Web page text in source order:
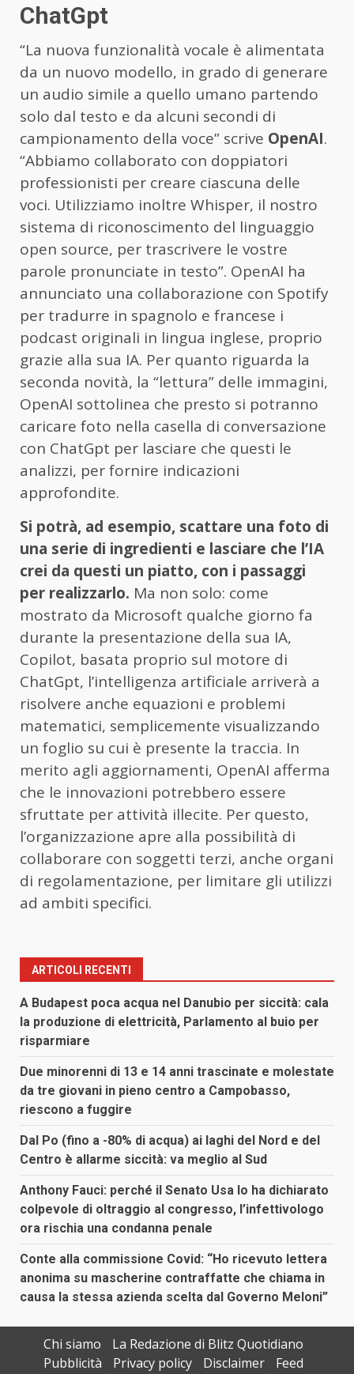
ChatGpt
“La nuova funzionalità vocale è alimentata
da un nuovo modello, in grado di generare
un audio simile a quello umano partendo
solo dal testo e da alcuni secondi di
campionamento della voce” scrive OpenAI.
“Abbiamo collaborato con doppiatori
professionisti per creare ciascuna delle
voci. Utilizziamo inoltre Whisper, il nostro
sistema di riconoscimento del linguaggio
open source, per trascrivere le vostre
parole pronunciate in testo”. OpenAI ha
annunciato una collaborazione con Spotify
per tradurre in spagnolo e francese i
podcast originali in lingua inglese, proprio
grazie alla sua IA. Per quanto riguarda la
seconda novità, la “lettura” delle immagini,
OpenAI sottolinea che presto si potranno
caricare foto nella casella di conversazione
con ChatGpt per lasciare che questi le
analizzi, per fornire indicazioni
approfondite.
Si potrà, ad esempio, scattare una foto di
una serie di ingredienti e lasciare che l’IA
crei da questi un piatto, con i passaggi
per realizzarlo. Ma non solo: come
mostrato da Microsoft qualche giorno fa
durante la presentazione della sua IA,
Copilot, basata proprio sul motore di
ChatGpt, l’intelligenza artificiale arriverà a
risolvere anche equazioni e problemi
matematici, semplicemente visualizzando
un foglio su cui è presente la traccia. In
merito agli aggiornamenti, OpenAI afferma
che le innovazioni potrebbero essere
sfruttate per attività illecite. Per questo,
l’organizzazione apre alla possibilità di
collaborare con soggetti terzi, anche organi
di regolamentazione, per limitare gli utilizzi
ad ambiti specifici.
ARTICOLI RECENTI
A Budapest poca acqua nel Danubio per siccità: cala
la produzione di elettricità, Parlamento al buio per
risparmiare
Due minorenni di 13 e 14 anni trascinate e molestate
da tre giovani in pieno centro a Campobasso,
riescono a fuggire
Dal Po (fino a -80% di acqua) ai laghi del Nord e del
Centro è allarme siccità: va meglio al Sud
Anthony Fauci: perché il Senato Usa lo ha dichiarato
colpevole di oltraggio al congresso, l’infettivologo
ora rischia una condanna penale
Conte alla commissione Covid: “Ho ricevuto lettera
anonima su mascherine contraffatte che chiama in
causa la stessa azienda scelta dal Governo Meloni”
Chi siamo
La Redazione di Blitz Quotidiano
Pubblicità
Privacy policy Disclaimer Feed